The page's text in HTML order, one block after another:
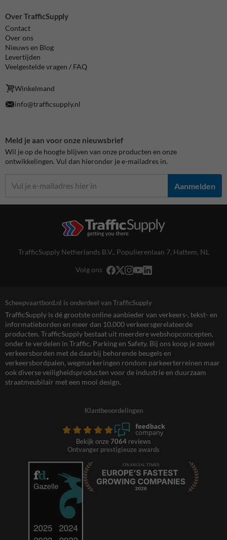
Over TrafficSupply
Contact
Over ons
Nieuws en Blog
Levertijden
Veelgestelde vragen / FAQ
Winkelmand
info@trafficsupply.nl
Meld je aan voor onze nieuwsbrief
Wil je op de hoogte blijven van onze producten en onze
ontwikkelingen. Vul dan hieronder je e-mailadres in.
Aanmelden
TrafficSupply Netherlands B.V., Populierenlaan 7, Hattem, NL
Volg ons
Scheepvaartbord.nl is onderdeel van TrafficSupply
TrafficSupply is dé grootste online aanbieder van verkeers-, tekst- en
informatieborden en meer dan 10.000 verkeersgerelateerde
producten. TrafficSupply bestaat uit meerdere webshopconcepten,
onder te verdelen in Traffic, Parking en Safety. Bij ons koop je zowel
verkeersborden met de daarbij behorende beugels en
verkeersbordpalen, wegmarkeringen rondom parkeerterreinen maar
ook diverse veiligheidsproducten voor de industrie en duurzaam
straatmeubilair met een mooi design.
Klantbeoordelingen
Bekijk onze 7064 reviews
Ontvanger prestigieuze awards